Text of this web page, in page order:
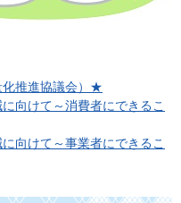
化推進協議会）★
向けて～消費者にできるこ
向けて～事業者にできるこ